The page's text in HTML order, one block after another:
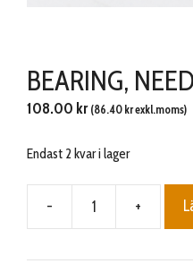
BEARING,
108.00 kr (86.40 krexkl.moms)
Endast 2 kvar i lager
- +